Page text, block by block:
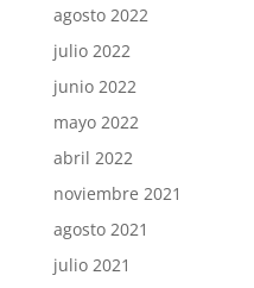
agosto 2022
julio 2022
junio 2022
mayo 2022
abril 2022
noviembre 2021
agosto 2021
julio 2021